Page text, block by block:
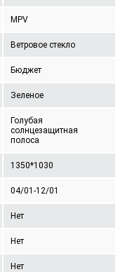
MPV
Ветровое стекло
Бюджет
Зеленое
Голубая
солнцезащитная
полоса
1350*1030
04/01-12/01
Нет
Нет
Нет